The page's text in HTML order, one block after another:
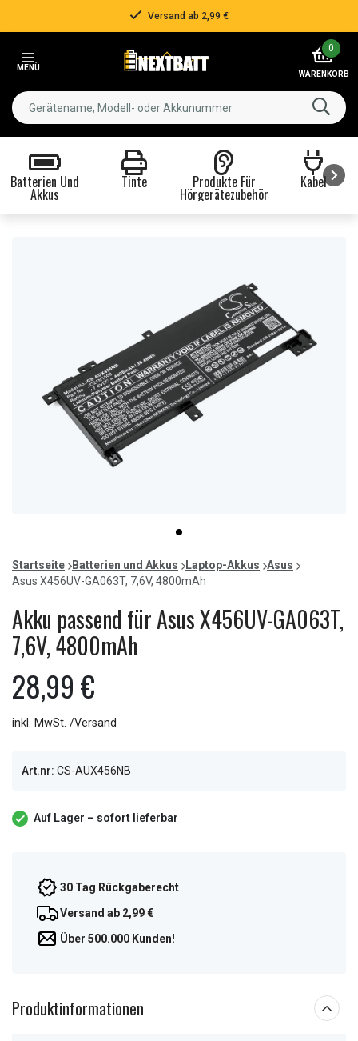
Versand ab 2,99 €
MENÜ
0
WARENKORB
Batterien Und
Akkus
Tinte Produkte Für
Hörgerätezubehör
Kabel
item
0
of
1
Startseite Batterien und Akkus Laptop-Akkus
Asus
Asus X456UV-GA063T, 7,6V, 4800mAh
Akku passend für Asus X456UV-GA063T,
7,6V, 4800mAh
28,99 €
inkl. MwSt. /Versand
Art.nr: CS-AUX456NB
Auf Lager – sofort lieferbar
30 Tag Rückgaberecht
Versand ab 2,99 €
Über 500.000 Kunden!
Produktinformationen